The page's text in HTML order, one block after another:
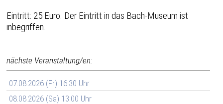
Eintritt: 25 Euro. Der Eintritt in das Bach-Museum ist
inbegriffen.
nächste Veranstaltung/en:
07.08.2026 (Fr) 16:30 Uhr
08.08.2026 (Sa) 13:00 Uhr